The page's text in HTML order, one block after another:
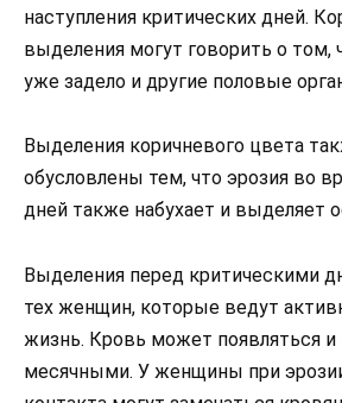
наступления критических дней.
выделения могут говорить о том,
уже задело и другие половые
Выделения коричневого цвета
обусловлены тем, что эрозия во
дней также набухает и выделяет
Выделения перед критическими
тех женщин, которые ведут
жизнь. Кровь может появляться
месячными. У женщины при